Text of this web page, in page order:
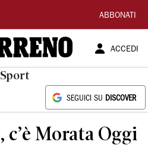
ABBONATI
ACCEDI
Sport
SEGUICI SU DISCOVER
c’è Morata Oggi